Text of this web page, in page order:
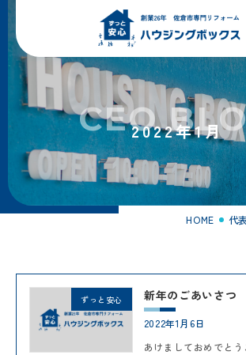
コ
テ
ン
ス
ナ
ゲ
ー
ン
2022年1月
CEO
HOME 代
ずっと安心 新年のごあいさつ
2022年1月6日
あけましておめでと